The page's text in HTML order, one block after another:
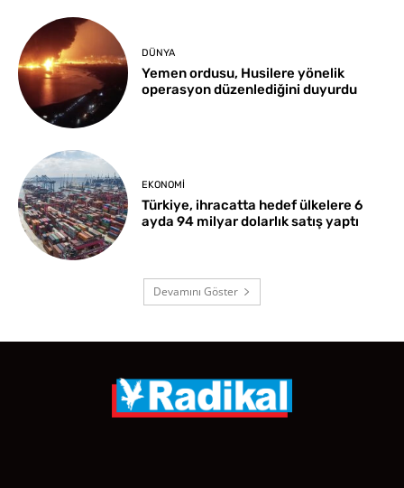
DÜNYA
Yemen ordusu, Husilere yönelik
operasyon düzenlediğini duyurdu
EKONOMI
Türkiye, ihracatta hedef ülkelere 6
ayda 94 milyar dolarlık satış yaptı
Devamını Göster